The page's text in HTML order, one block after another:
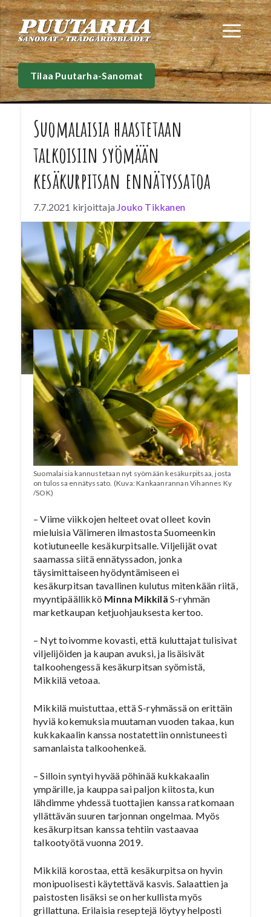
Siirry
sisältöön
Tilaa Puutarha-Sanomat
Suomalaisia haastetaan
talkoisiin syömään
kesäkurpitsan ennätyssatoa
7.7.2021 kirjoittaja Jouko Tikkanen
Helteet ovat siivittämässä Suomessa
kasvatetun kesäkurpitsan ennätyssatoon.
Valitettavasti nopeasti kypsyvää satoa näyttäisi
pian tulevan enemmän kuin kesäkurpitsaa meillä
yleensä kulutetaan. S-ryhmä kannustaakin nyt
kaikki asiakkaitaan mukaan talkoisiin ostamaan
ja syömään kesäkurpitsaa.
Suomalaisia kannustetaan nyt syömään kesäkurpitsaa, josta
on tulossa ennätyssato. (Kuva: Kankaanrannan Vihannes Ky
/SOK)
– Viime viikkojen helteet ovat olleet kovin
mieluisia Välimeren ilmastosta Suomeenkin
kotiutuneelle kesäkurpitsalle. Viljelijät ovat
saamassa siitä ennätyssadon, jonka
täysimittaiseen hyödyntämiseen ei
kesäkurpitsan tavallinen kulutus mitenkään riitä,
myyntipäällikkö Minna Mikkilä S-ryhmän
marketkaupan ketjuohjauksesta kertoo.
– Nyt toivomme kovasti, että kuluttajat tulisivat
viljelijöiden ja kaupan avuksi, ja lisäisivät
talkoohengessä kesäkurpitsan syömistä,
Mikkilä vetoaa.
Mikkilä muistuttaa, että S-ryhmässä on erittäin
hyviä kokemuksia muutaman vuoden takaa, kun
kukkakaalin kanssa nostatettiin onnistuneesti
samanlaista talkoohenkeä.
– Silloin syntyi hyvää pöhinää kukkakaalin
ympärille, ja kauppa sai paljon kiitosta, kun
lähdimme yhdessä tuottajien kanssa ratkomaan
yllättävän suuren tarjonnan ongelmaa. Myös
kesäkurpitsan kanssa tehtiin vastaavaa
talkootyötä vuonna 2019.
Mikkilä korostaa, että kesäkurpitsa on hyvin
monipuolisesti käytettävä kasvis. Salaattien ja
paistosten lisäksi se on herkullista myös
grillattuna. Erilaisia reseptejä löytyy helposti